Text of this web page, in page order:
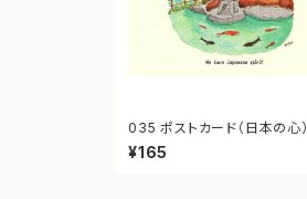
035 ポストカード（日本の心）
¥165